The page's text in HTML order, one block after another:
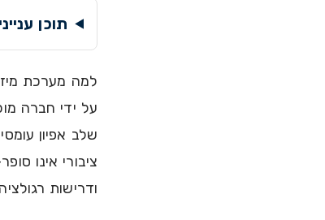
תוכן
למה מערכת
על ידי חברה
שלב אפיון
ציבורי אינו
ודרישות